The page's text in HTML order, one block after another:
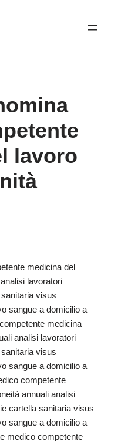
lavoro
medicina del
lavoratori
visus
sangue a domicilio a
medicina
analisi lavoratori
visus
sangue a domicilio a
competente
annuali analisi
cartella sanitaria visus
sangue a domicilio a
medico competente